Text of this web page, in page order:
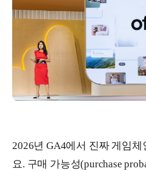
2026년 GA4에서 진짜 게임
요. 구매 가능성(purchase